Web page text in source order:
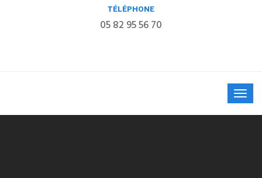
TÉLÉPHONE
05 82 95 56 70